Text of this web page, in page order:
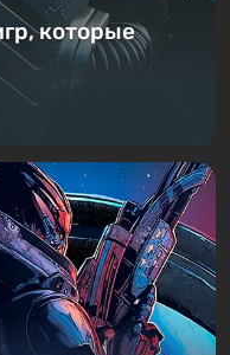
которые